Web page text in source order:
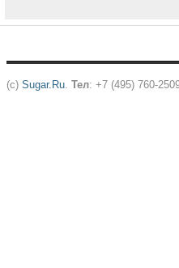
(c) Sugar.Ru. Тел: +7 (495) 760-